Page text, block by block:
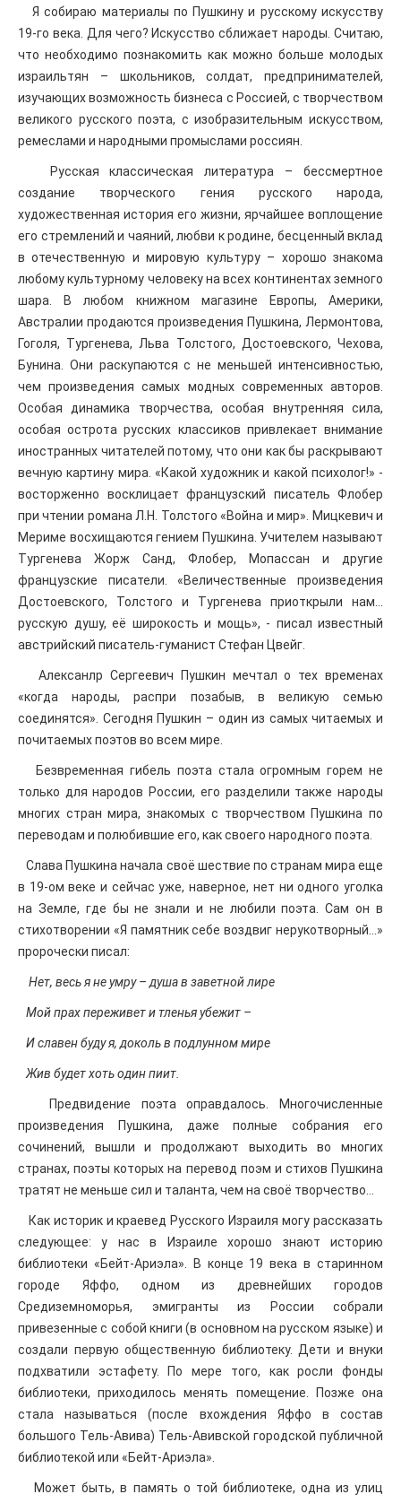
Я собираю материалы по Пушкину и русскому искусству
19-го века. Для чего? Искусство сближает народы. Считаю,
что необходимо познакомить как можно больше молодых
израильтян – школьников, солдат, предпринимателей,
изучающих возможность бизнеса с Россией, с творчеством
великого русского поэта, с изобразительным искусством,
ремеслами и народными промыслами россиян.
Русская классическая литература – бессмертное
создание творческого гения русского народа,
художественная история его жизни, ярчайшее воплощение
его стремлений и чаяний, любви к родине, бесценный вклад
в отечественную и мировую культуру – хорошо знакома
любому культурному человеку на всех континентах земного
шара. В любом книжном магазине Европы, Америки,
Австралии продаются произведения Пушкина, Лермонтова,
Гоголя, Тургенева, Льва Толстого, Достоевского, Чехова,
Бунина. Они раскупаются с не меньшей интенсивностью,
чем произведения самых модных современных авторов.
Особая динамика творчества, особая внутренняя сила,
особая острота русских классиков привлекает внимание
иностранных читателей потому, что они как бы раскрывают
вечную картину мира. «Какой художник и какой психолог!» -
восторженно восклицает французский писатель Флобер
при чтении романа Л.Н. Толстого «Война и мир». Мицкевич и
Мериме восхищаются гением Пушкина. Учителем называют
Тургенева Жорж Санд, Флобер, Мопассан и другие
французские писатели. «Величественные произведения
Достоевского, Толстого и Тургенева приоткрыли нам…
русскую душу, её широкость и мощь», - писал известный
австрийский писатель-гуманист Стефан Цвейг.
Алексанлр Сергеевич Пушкин мечтал о тех временах
«когда народы, распри позабыв, в великую семью
соединятся». Сегодня Пушкин – один из самых читаемых и
почитаемых поэтов во всем мире.
Безвременная гибель поэта стала огромным горем не
только для народов России, его разделили также народы
многих стран мира, знакомых с творчеством Пушкина по
переводам и полюбившие его, как своего народного поэта.
Слава Пушкина начала своё шествие по странам мира еще
в 19-ом веке и сейчас уже, наверное, нет ни одного уголка
на Земле, где бы не знали и не любили поэта. Сам он в
стихотворении «Я памятник себе воздвиг нерукотворный…»
пророчески писал:
Нет, весь я не умру – душа в заветной лире
Мой прах переживет и тленья убежит –
И славен буду я, доколь в подлунном мире
Жив будет хоть один пиит.
Предвидение поэта оправдалось. Многочисленные
произведения Пушкина, даже полные собрания его
сочинений, вышли и продолжают выходить во многих
странах, поэты которых на перевод поэм и стихов Пушкина
тратят не меньше сил и таланта, чем на своё творчество…
Как историк и краевед Русского Израиля могу рассказать
следующее: у нас в Израиле хорошо знают историю
библиотеки «Бейт-Ариэла». В конце 19 века в старинном
городе Яффо, одном из древнейших городов
Средиземноморья, эмигранты из России собрали
привезенные с собой книги (в основном на русском языке) и
создали первую общественную библиотеку. Дети и внуки
подхватили эстафету. По мере того, как росли фонды
библиотеки, приходилось менять помещение. Позже она
стала называться (после вхождения Яффо в состав
большого Тель-Авива) Тель-Авивской городской публичной
библиотекой или «Бейт-Ариэла».
Может быть, в память о той библиотеке, одна из улиц